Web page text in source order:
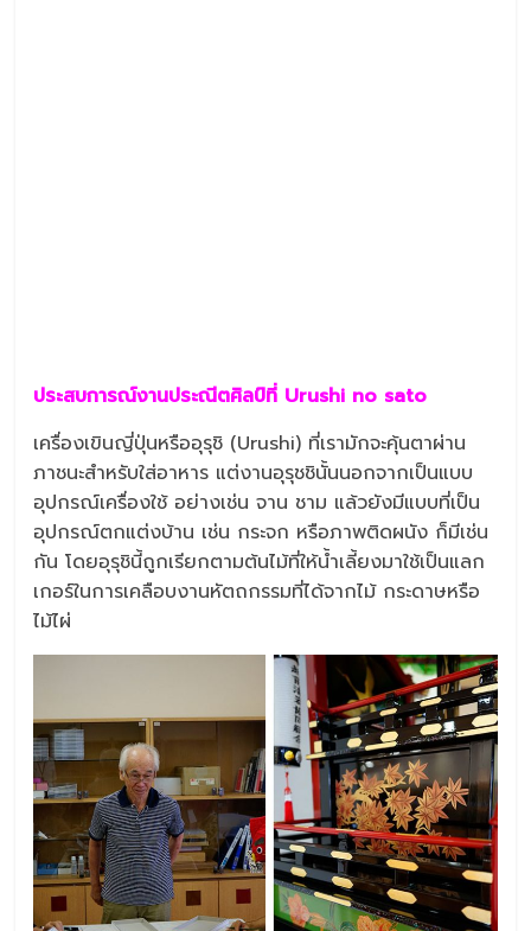
ประสบการณ์งานประณีตศิลป์ที่ Urushi no sato
เครื่องเขินญี่ปุ่นหรืออุรุชิ (Urushi) ที่เรามักจะคุ้นตาผ่าน
ภาชนะสำหรับใส่อาหาร แต่งานอุรุชชินั้นนอกจากเป็นแบบ
อุปกรณ์เครื่องใช้ อย่างเช่น จาน ชาม แล้วยังมีแบบที่เป็น
อุปกรณ์ตกแต่งบ้าน เช่น กระจก หรือภาพติดผนัง ก็มีเช่น
กัน โดยอุรุชินี้ถูกเรียกตามต้นไม้ที่ให้น้ำเลี้ยงมาใช้เป็นแลก
เกอร์ในการเคลือบงานหัตถกรรมที่ได้จากไม้ กระดาษหรือ
ไม้ไผ่